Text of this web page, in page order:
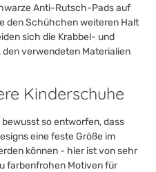
Anti-Rutsch-Pads auf
den Schühchen weiteren Halt
sich die Krabbel- und
verwendeten Materialien
Kinderschuhe
so entworfen, dass
eine feste Größe im
können - hier ist von sehr
farbenfrohen Motiven für